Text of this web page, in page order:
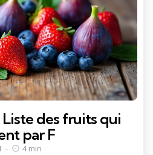
Liste des fruits qui
par F
4 min